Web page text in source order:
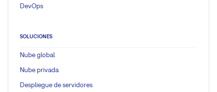
DevOps
SOLUCIONES
Nube global
Nube privada
Despliegue de servidores